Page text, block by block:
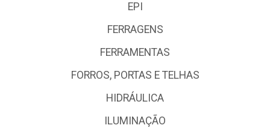
EPI
FERRAGENS
FERRAMENTAS
FORROS, PORTAS E TELHAS
HIDRÁULICA
ILUMINAÇÃO